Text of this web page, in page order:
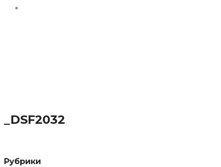
_DSF2032
Рубрики